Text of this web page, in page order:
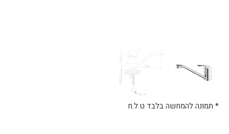
* תמונה להמחשה בלבד ט.ל.ח